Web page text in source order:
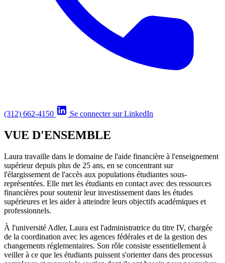
(312) 662-4150 Se connecter sur LinkedIn
VUE D'ENSEMBLE
Laura travaille dans le domaine de l'aide financière à l'enseignement
supérieur depuis plus de 25 ans, en se concentrant sur
l'élargissement de l'accès aux populations étudiantes sous-
représentées. Elle met les étudiants en contact avec des ressources
financières pour soutenir leur investissement dans les études
supérieures et les aider à atteindre leurs objectifs académiques et
professionnels.
À l'université Adler, Laura est l'administratrice du titre IV, chargée
de la coordination avec les agences fédérales et de la gestion des
changements réglementaires. Son rôle consiste essentiellement à
veiller à ce que les étudiants puissent s'orienter dans des processus